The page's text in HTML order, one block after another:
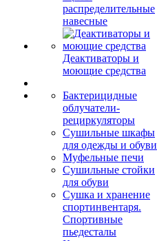
распределительные
навесные
Деактиваторы и
моющие средства
Бактерицидные
облучатели-
рециркуляторы
Сушильные шкафы
для одежды и обуви
Муфельные печи
Сушильные стойки
для обуви
Сушка и хранение
спортинвентаря.
Спортивные
пьедесталы